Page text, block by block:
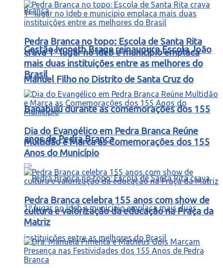
Gestão Ivoneth Braga reinaugura Escola João
Manuel Filho no Distrito de Santa Cruz do
Banabuiú durante as comemorações dos 155
anos de Pedra Branca
Pedra Branca no topo: Escola de Santa Rita
crava 1º lugar no Ideb e município emplaca
mais duas instituições entre as melhores do
Brasil
Dia do Evangélico em Pedra Branca Reúne
Multidão e Marca as Comemorações dos 155
Anos do Município
Pedra Branca celebra 155 anos com show de
cultura e valorização da educação na Praça da
Matriz